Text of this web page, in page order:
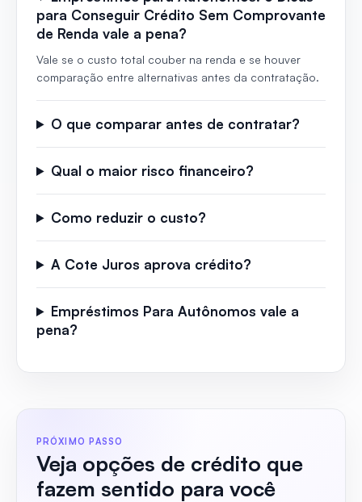
para Conseguir Crédito Sem Comprovante
de Renda vale a pena?
Vale se o custo total couber na renda e se houver
comparação entre alternativas antes da contratação.
O que comparar antes de contratar?
Qual o maior risco financeiro?
Como reduzir o custo?
A Cote Juros aprova crédito?
Empréstimos Para Autônomos vale a
pena?
PRÓXIMO PASSO
Veja opções de crédito que
fazem sentido para você